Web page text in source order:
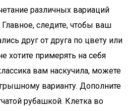
различных вариаций
следите, чтобы ваш
друг от друга по цвету или
хотите примерять на себя
вам наскучила, можете
варианту. Дополните
рубашкой. Клетка во